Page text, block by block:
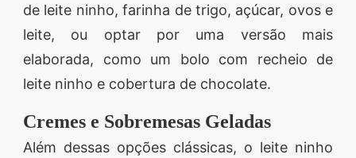
de leite ninho, farinha de trigo, açúcar, ovos e
leite, ou optar por uma versão mais
elaborada, como um bolo com recheio de
leite ninho e cobertura de chocolate.
Cremes e Sobremesas Geladas
Além dessas opções clássicas, o leite ninho